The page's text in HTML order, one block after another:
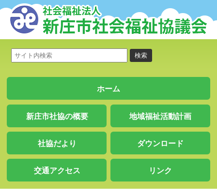
ホーム
新庄市社協の概要 地域福祉活動計画
社協だより ダウンロード
交通アクセス リンク